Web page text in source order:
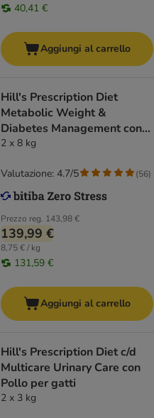
40,41 €
Aggiungi al carrello
Hill's Prescription Diet
Metabolic Weight &
Diabetes Management con
Pollo
2 x 8 kg
Prezzo reg. 143,98 €
139,99 €
8,75 € / kg
131,59 €
Valutazione: 4.7/5 (56)
Aggiungi al carrello
Hill's Prescription Diet c/d
Multicare Urinary Care con
Pollo per gatti
2 x 3 kg